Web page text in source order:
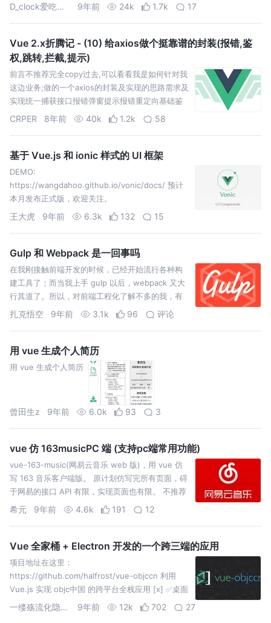
D_clock爱吃葱花 9年前 24k 1.7k 17
Vue 2.x折腾记 - (10) 给axios做个挺靠谱的封装(报错,鉴
权,跳转,拦截,提示)
前言不推荐完全copy过去,可以看看我是如何针对我
这边业务;做的一个axios的封装及实现的思路需求及
实现统一捕获接口报错弹窗提示报错重定向基础鉴
权表单序列化实现的功能统一捕获接口报错:用的
CRPER 8年前 40k 1.2k 58
基于 Vue.js 和 ionic 样式的 UI 框架
DEMO:
https://wangdahoo.github.io/vonic/docs/ 预计
本月发布正式版，欢迎关注。
王大虎 9年前 6.3k 132 15
Gulp 和 Webpack 是一回事吗
在我刚接触前端开发的时候，已经开始流行各种构
建工具了；而当我上手 gulp 以后，webpack 又大
行其道了。所以，对前端工程化了解不多的我，有
了 “Gulp 和 Webpack 是一回事吗？” 的迷思(˶‾᷄ ⁻̫
扎克悟空 9年前 3.1k 96 评论
用 vue 生成个人简历
用 vue 生成个人简历
曾田生z 9年前 6.0k 93 3
vue 仿 163musicPC 端 (支持pc端常用功能)
vue-163-music(网易云音乐 web 版)，用 vue 仿
写 163 音乐客户端版。 原计划仿写完所有页面，碍
于网易的接口 API 有限，实现页面也有限。 不推荐
手机端访问。 页面高度为 670px，1366 X 768 分
163-music 欢迎 issue，pr，star or follow！我将
继续开源更多有趣的项目
希元 9年前 4.6k 191 12
Vue 全家桶 + Electron 开发的一个跨三端的应用
项目地址在这里：
https://github.com/halfrost/vue-objccn 利用
Vue.js 实现 objc中国 的跨平台全栈应用 [x] ✅桌面
应用，支持 Mac、Linux、Windows 三个平台 [x]
一缕殇流化隐半边冰霜 9年前 12k 702 27